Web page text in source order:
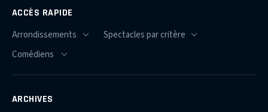
ACCÈS RAPIDE
ARCHIVES